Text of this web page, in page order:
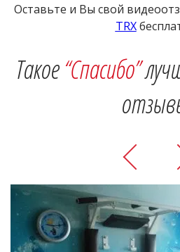
Оставьте и Вы свой
ТRХ
Такое“Спасибо”